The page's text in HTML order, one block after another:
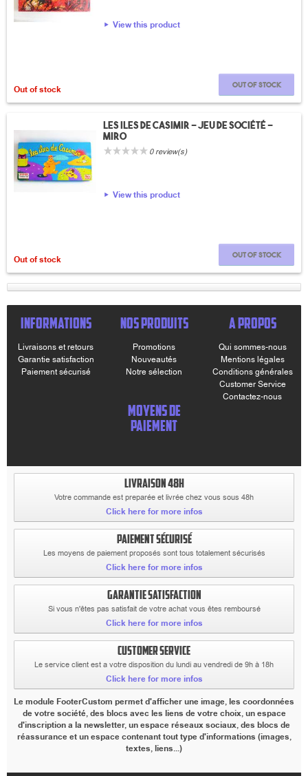
View this product
Out of stock Out of stock
Les iles de Casimir - Jeu de société -
Miro
0 review(s)
View this product
Out of stock Out of stock
INFORMATIONS
Livraisons et retours
Garantie satisfaction
Paiement sécurisé
NOS PRODUITS
Promotions
Nouveautés
Notre sélection
A PROPOS
Qui sommes-nous
Mentions légales
Conditions générales
Customer Service
Contactez-nous
MOYENS DE
PAIEMENT
LIVRAISON 48H
Votre commande est preparée et livrée chez vous sous 48h
Click here for more infos
PAIEMENT SÉCURISÉ
Les moyens de paiement proposés sont tous totalement sécurisés
Click here for more infos
GARANTIE SATISFACTION
Si vous n'êtes pas satisfait de votre achat vous êtes remboursé
Click here for more infos
CUSTOMER SERVICE
Le service client est a votre disposition du lundi au vendredi de 9h à 18h
Click here for more infos
Le module FooterCustom permet d'afficher une image, les coordonnées
de votre société, des blocs avec les liens de votre choix, un espace
d'inscription a la newsletter, un espace réseaux sociaux, des blocs de
réassurance et un espace contenant tout type d'informations (images,
textes, liens...)